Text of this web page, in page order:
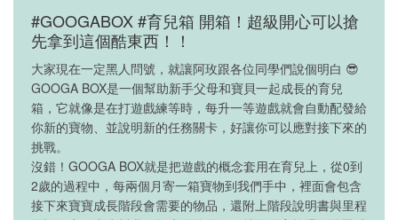
#GOOGABOX #育兒箱 開箱！超級開心可以搶
先拿到這個酷東西！！
大家現在一定黑人問號，就讓阿玫跟各位同學們說個明白 😎
GOOGA BOX是一個幫助新手父母和寶貝一起成長的育兒
箱，它就像是在打遊戲練等時，每升一等遊戲就會自動配發給
你新的寶物、並說明新的任務關卡，好讓你可以應對接下來的
挑戰。
沒錯！GOOGA BOX就是把遊戲的概念套用在育兒上，從0到
2歲的過程中，每兩個月寄一箱寶物到我們手中，裡面會包含
接下來寶寶成長階段會需要的物品，還附上階段說明書與里程